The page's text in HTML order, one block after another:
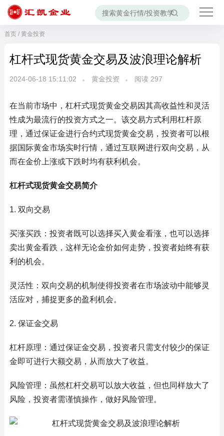
首页/ 黄金投资
杠杆式现货黄金交易及波浪理论解析
2024-06-18 15:11:02 黄金投资 阅读 297
在当前市场中，杠杆式现货黄金交易因其高收益性和灵活
性成为最流行的投资方式之一。该交易方式利用杠杆原
理，通过保证金进行合约式现货黄金交易，投资者可以根
据国际黄金市场实时行情，通过互联网进行双向交易，从
而在金价上涨或下跌时均有获利机会。
杠杆式现货黄金交易简介
1. 双向交易
买涨买跌：投资者既可以选择买入黄金看涨，也可以选择
卖出黄金看跌，这样无论金价如何走势，投资者始终有获
利的机会。
灵活性：双向交易的机制使得投资者在市场波动中能够灵
活应对，捕捉更多的盈利机会。
2. 保证金交易
杠杆原理：通过保证金交易，投资者只需支付较少的保证
金即可进行大额交易，从而放大了收益。
风险管理：虽然杠杆交易可以放大收益，但也同样放大了
风险，投资者需谨慎操作，做好风险管理。